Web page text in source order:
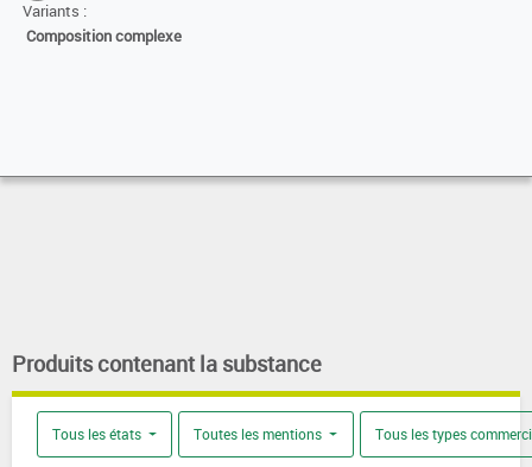
Variants :
Composition complexe
Produits contenant la substance
Tous les états Toutes les mentions Tous les types